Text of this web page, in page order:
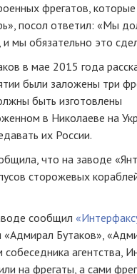
фрегатов, которые
посол ответил: «Мы
мы обязательно это
в мае 2015 года
были заложены три
быть изготовлены
в Николаеве на
их России.
что на заводе
сторожевых
сообщил
«Адмирал Бутаков»,
агентства,
на фрегаты, а сами